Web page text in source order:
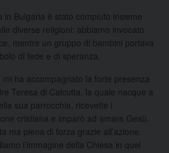
in Bulgaria è stato compiuto insieme
diverse religioni: abbiamo invocato
mentre un gruppo di bambini portava
di fede e di speranza.
mi ha accompagnato la forte presenza
Teresa di Calcutta, la quale nacque a
sua parrocchia, ricevette i
cristiana e imparò ad amare Gesù.
ma piena di forza grazie all’azione
l’immagine della Chiesa in quel